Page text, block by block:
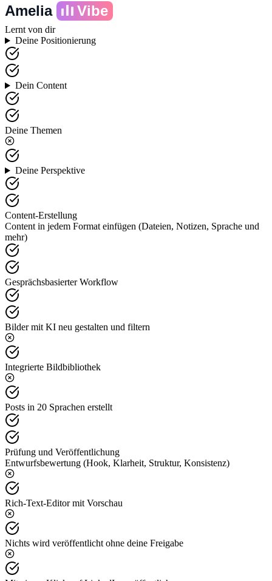
Amelia Vibe
Lernt von dir
Deine Positionierung
Dein Content
Deine Themen
Deine Perspektive
Content-Erstellung
Content in jedem Format einfügen (Dateien, Notizen, Sprache und
mehr)
Gesprächsbasierter Workflow
Bilder mit KI neu gestalten und filtern
Integrierte Bildbibliothek
Posts in 20 Sprachen erstellt
Prüfung und Veröffentlichung
Entwurfsbewertung (Hook, Klarheit, Struktur, Konsistenz)
Rich-Text-Editor mit Vorschau
Nichts wird veröffentlicht ohne deine Freigabe